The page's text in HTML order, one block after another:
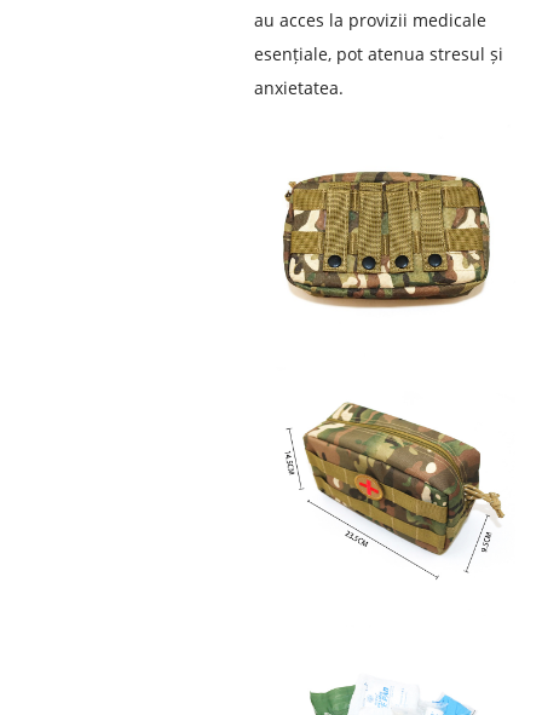
au acces la provizii medicale
esențiale, pot atenua stresul și
anxietatea.